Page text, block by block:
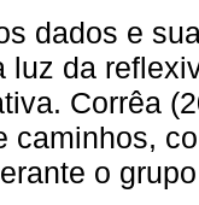
dados e
luz da
Corrêa
caminhos,
o